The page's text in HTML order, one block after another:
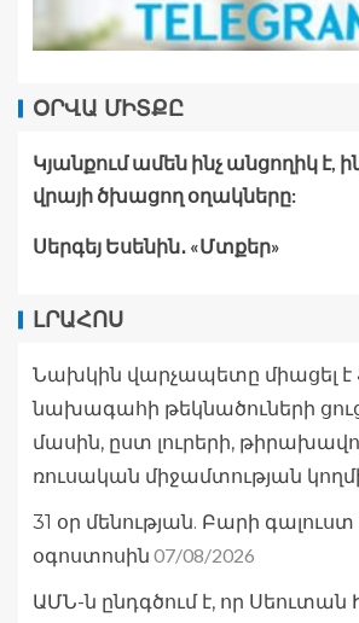
ՕՐՎԱ ՄԻՏՔԸ
Կյանքում ամեն ինչ անցողիկ է,
վրայի ծխացող օղակները:
Սերգեյ Եսենին․ «Մտքեր»
ԼՐԱՀՈՍ
Նախկին վարչապետը միացել է
նախագահի թեկնածուների
մասին, ըստ լուրերի,
ռուսական միջամտության
31 օր մենության. Բարի գալուստ
օգոստոսին 07/08/2026
ԱՄՆ-ն ընդգծում է, որ